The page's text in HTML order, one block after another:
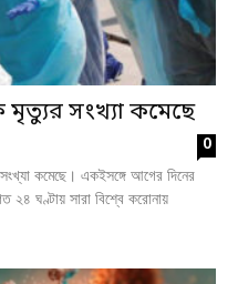
সংখ্যা কমেছে
0
কমেছে। একইসঙ্গে আগের দিনের
ঘণ্টায় সারা বিশ্বে করোনায়